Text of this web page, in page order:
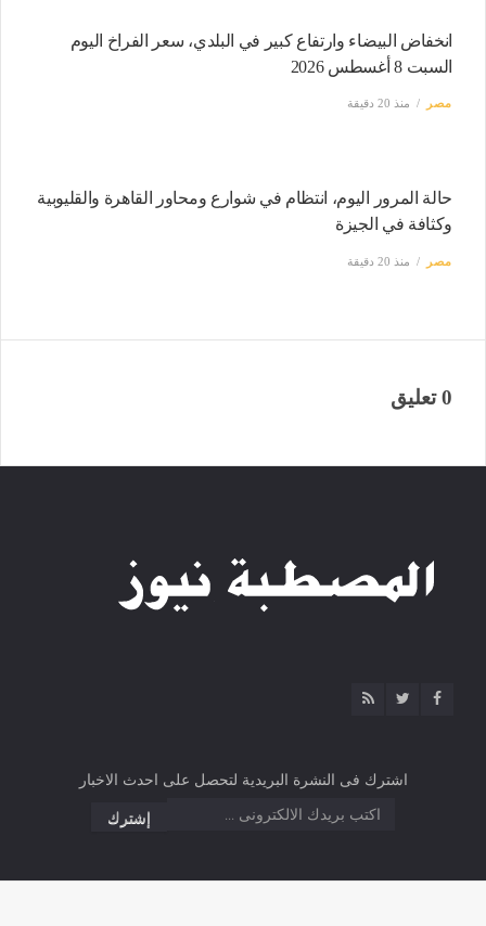
انخفاض البيضاء وارتفاع كبير في البلدي، سعر الفراخ اليوم
السبت 8 أغسطس 2026
مصر منذ 20 دقيقة
حالة المرور اليوم، انتظام في شوارع ومحاور القاهرة والقليوبية
وكثافة في الجيزة
مصر منذ 20 دقيقة
0 تعليق
اشترك فى النشرة البريدية لتحصل على احدث الاخبار